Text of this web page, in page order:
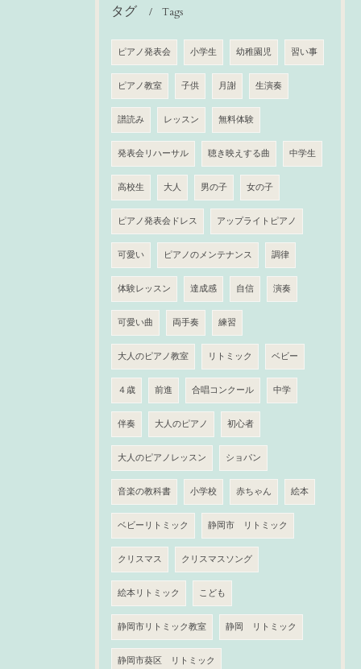
タグ Tags
ピアノ発表会 小学生 幼稚園児 習い事
ピアノ教室 子供 月謝 生演奏
譜読み レッスン 無料体験
発表会リハーサル 聴き映えする曲 中学生
高校生 大人 男の子 女の子
ピアノ発表会ドレス アップライトピアノ
可愛い ピアノのメンテナンス 調律
体験レッスン 達成感 自信 演奏
可愛い曲 両手奏 練習
大人のピアノ教室 リトミック ベビー
４歳 前進 合唱コンクール 中学
伴奏 大人のピアノ 初心者
大人のピアノレッスン ショパン
音楽の教科書 小学校 赤ちゃん 絵本
ベビーリトミック 静岡市 リトミック
クリスマス クリスマスソング
絵本リトミック こども
静岡市リトミック教室 静岡 リトミック
静岡市葵区 リトミック